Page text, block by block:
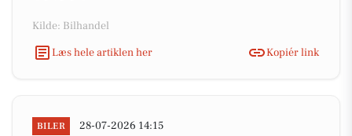
Kilde: Bilhandel
Læs hele artiklen her
Kopiér link
BILER 28-07-2026 14:15